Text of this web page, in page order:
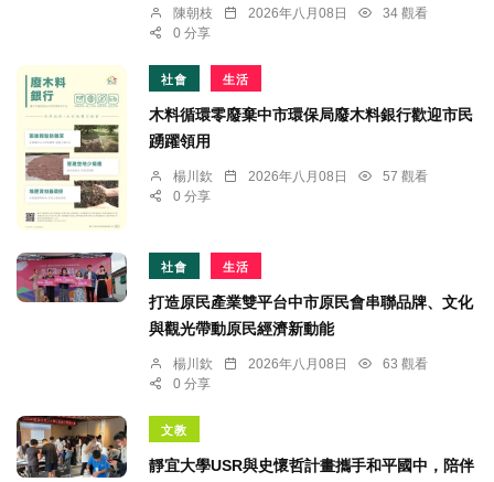
陳朝枝 2026年八月08日
34 觀看
0 分享
社會 生活
木料循環零廢棄中市環保局廢木料銀行歡迎市民
踴躍領用
楊川欽 2026年八月08日
57 觀看
0 分享
社會 生活
打造原民產業雙平台中市原民會串聯品牌、文化
與觀光帶動原民經濟新動能
楊川欽 2026年八月08日
63 觀看
0 分享
文教
靜宜大學USR與史懷哲計畫攜手和平國中，陪伴